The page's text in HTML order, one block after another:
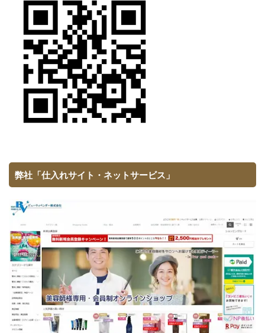
弊社「仕入れサイト・ネットサービス」